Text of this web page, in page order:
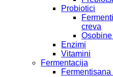
Probiotici
creva
Enzimi
Vitamini
Fermentacija